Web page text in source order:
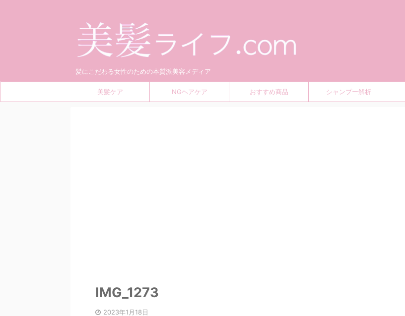
髪にこだわる女性のための本質派美容メディア
美髪ケア NGヘアケア おすすめ商品 シャンプー解析
IMG_1273
2023年1月18日